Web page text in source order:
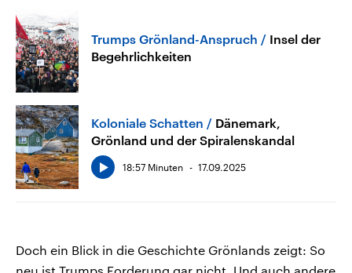
Trumps Grönland-Anspruch
Insel der
Begehrlichkeiten
Koloniale Schatten
Dänemark,
Grönland und der Spiralenskandal
18:57 Minuten 17.09.2025
Doch ein Blick in die Geschichte Grönlands zeigt: So
neu ist Trumps Forderung gar nicht. Und auch andere